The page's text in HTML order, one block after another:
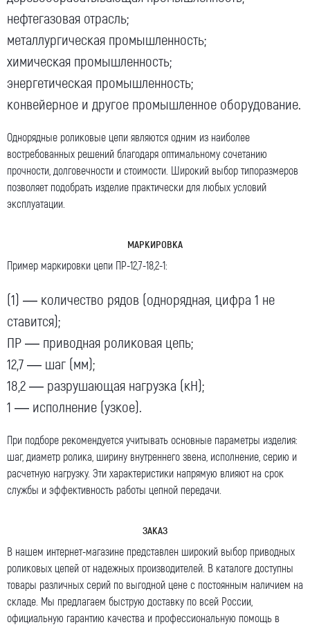
нефтегазовая отрасль;
металлургическая промышленность;
химическая промышленность;
энергетическая промышленность;
конвейерное и другое промышленное оборудование.
Однорядные роликовые цепи являются одним из наиболее
востребованных решений благодаря оптимальному сочетанию
прочности, долговечности и стоимости. Широкий выбор типоразмеров
позволяет подобрать изделие практически для любых условий
эксплуатации.
МАРКИРОВКА
Пример маркировки цепи ПР-12,7-18,2-1:
(1) — количество рядов (однорядная, цифра 1 не
ставится);
ПР — приводная роликовая цепь;
12,7 — шаг (мм);
18,2 — разрушающая нагрузка (кН);
1 — исполнение (узкое).
При подборе рекомендуется учитывать основные параметры изделия:
шаг, диаметр ролика, ширину внутреннего звена, исполнение, серию и
расчетную нагрузку. Эти характеристики напрямую влияют на срок
службы и эффективность работы цепной передачи.
ЗАКАЗ
В нашем интернет-магазине представлен широкий выбор приводных
роликовых цепей от надежных производителей . В каталоге доступны
товары различных серий по выгодной цене с постоянным наличием на
складе. Мы предлагаем быструю доставку по всей России
официальную гарантию качества и профессиональную помощь в
данных (ФИО/Компания, телефон, email) компанией